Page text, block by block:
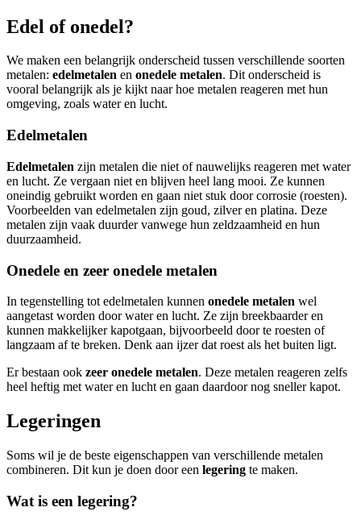
Edel of onedel?
We maken een belangrijk onderscheid tussen verschillende soorten
metalen: edelmetalen en onedele metalen. Dit onderscheid is
vooral belangrijk als je kijkt naar hoe metalen reageren met hun
omgeving, zoals water en lucht.
Edelmetalen
Edelmetalen zijn metalen die niet of nauwelijks reageren met water
en lucht. Ze vergaan niet en blijven heel lang mooi. Ze kunnen
oneindig gebruikt worden en gaan niet stuk door corrosie (roesten).
Voorbeelden van edelmetalen zijn goud, zilver en platina. Deze
metalen zijn vaak duurder vanwege hun zeldzaamheid en hun
duurzaamheid.
Onedele en zeer onedele metalen
In tegenstelling tot edelmetalen kunnen onedele metalen wel
aangetast worden door water en lucht. Ze zijn breekbaarder en
kunnen makkelijker kapotgaan, bijvoorbeeld door te roesten of
langzaam af te breken. Denk aan ijzer dat roest als het buiten ligt.
Er bestaan ook zeer onedele metalen. Deze metalen reageren zelfs
heel heftig met water en lucht en gaan daardoor nog sneller kapot.
Legeringen
Soms wil je de beste eigenschappen van verschillende metalen
combineren. Dit kun je doen door een legering te maken.
Wat is een legering?